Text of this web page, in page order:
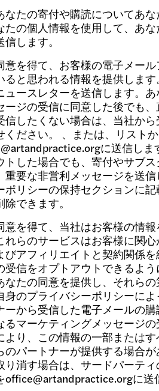
なたの寄付や購読についてあ
たの個人情報を使用して、あ
します。
意を得て、お客様の電子メー
ると思われる情報を提供しま
ュースレターを送信します。
ージの受信に同意した後でも
信したくない場合は、当社か
ください。 、または、リスト
に送信し
トした場合でも、寄付やサブ
重要な非営利メッセージを送
ポリシーの保持セクションに
できます。
意を得て、当社はお客様の情
れらのサービスはお客様に関
びアフィリエイトと契約関係
受信をオプトアウトできるよ
なたの同意を提供し、それら
身のプライバシーポリシーに
ーから受信した電子メールの
るマーケティングメッセージ
より、この情報の一部または
のパートナーが提供する場合
り消す場合は、サードパーテ
office@artandpractice.orgに送